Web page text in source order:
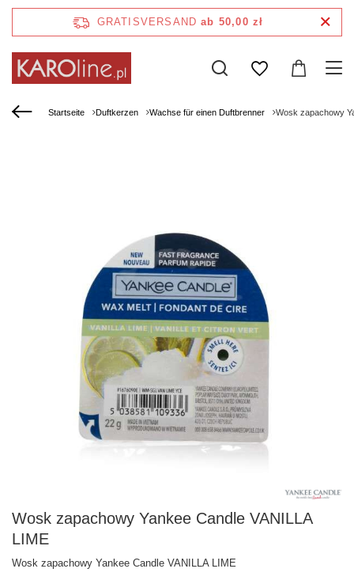
GRATISVERSAND ab 50,00 zł
Startseite Duftkerzen Wachse für einen Duftbrenner Wosk zapachowy
Wosk zapachowy Yankee Candle VANILLA
LIME
Wosk zapachowy Yankee Candle VANILLA LIME